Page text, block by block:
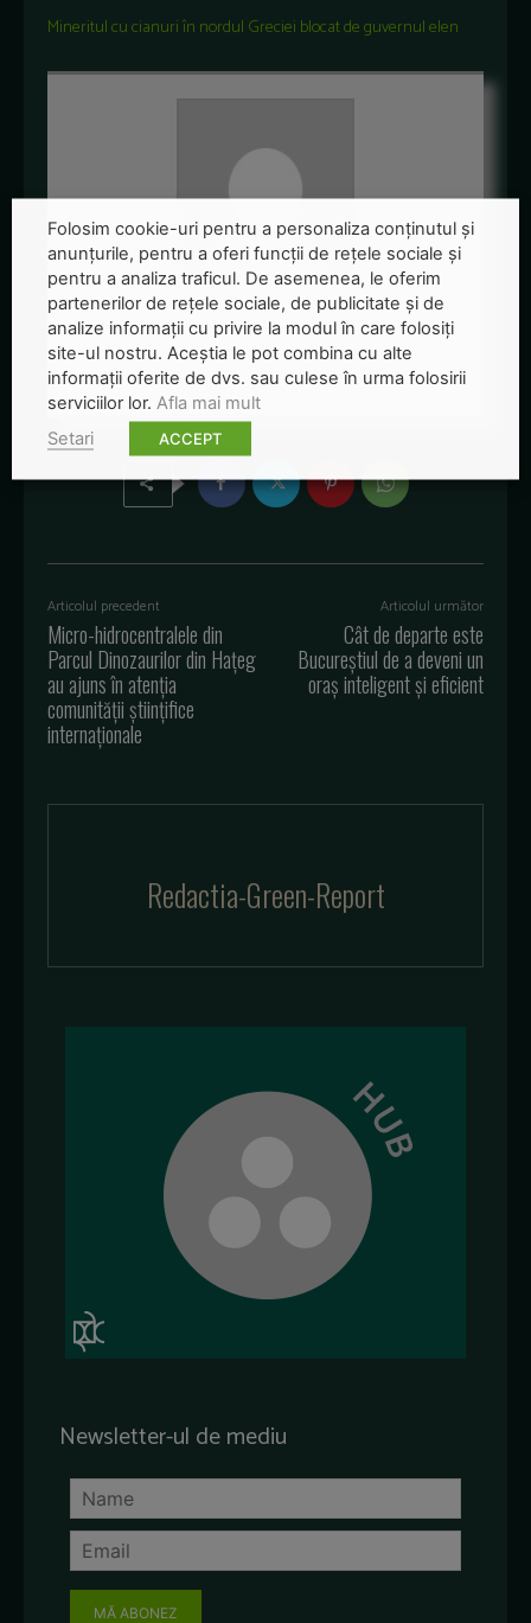
Mineritul cu cianuri în nordul Greciei blocat de guvernul elen
Redactia-Green-Report
+ posts
Articolul precedent
Micro-hidrocentralele din
Parcul Dinozaurilor din Hațeg
au ajuns în atenția
comunității științifice
internaționale
Articolul următor
Cât de departe este
Bucureștiul de a deveni un
oraș inteligent și eficient
Redactia-Green-Report
Newsletter-ul de mediu
MĂ ABONEZ
Folosim cookie-uri pentru a personaliza conținutul și
anunțurile, pentru a oferi funcții de rețele sociale și
pentru a analiza traficul. De asemenea, le oferim
partenerilor de rețele sociale, de publicitate și de
analize informații cu privire la modul în care folosiți
site-ul nostru. Aceștia le pot combina cu alte
informații oferite de dvs. sau culese în urma folosirii
serviciilor lor. Afla mai mult
Setari
ACCEPT